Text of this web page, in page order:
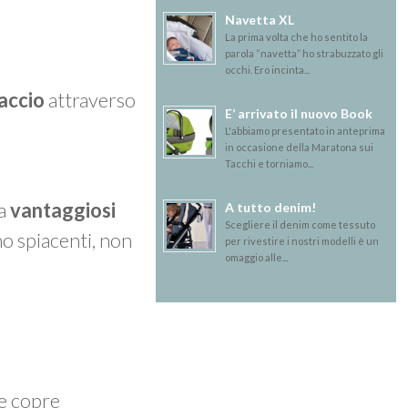
attraverso
vantaggiosi
spiacenti, non
copre
Navetta XL
La prima volta che ho sentito la
parola “navetta” ho strabuzzato gli
occhi. Ero incinta...
E’ arrivato il nuovo Book
L'abbiamo presentato in anteprima
in occasione della Maratona sui
Tacchi e torniamo...
A tutto denim!
Scegliere il denim come tessuto
per rivestire i nostri modelli è un
omaggio alle...